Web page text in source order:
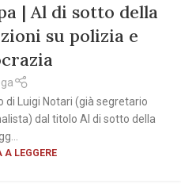
| Al di sotto della
su polizia e
di Luigi Notari (già segretario
dal titolo Al di sotto della
A LEGGERE